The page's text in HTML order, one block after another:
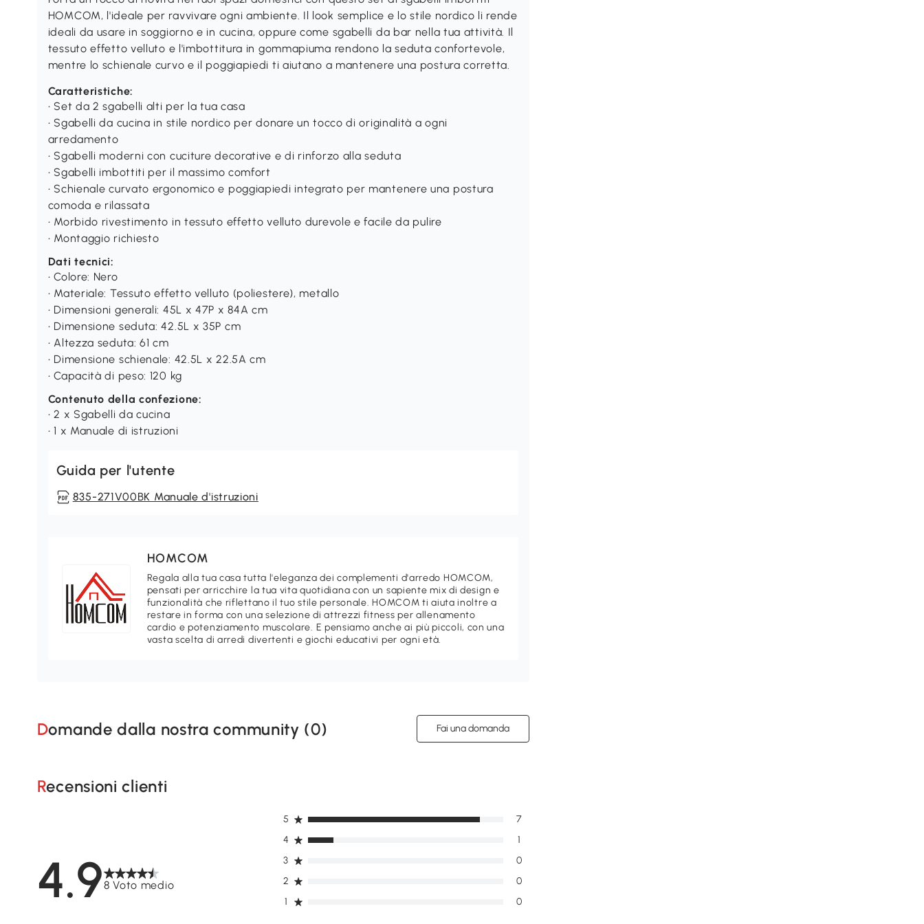
HOMCOM, l'ideale per ravvivare ogni ambiente. Il look semplice e lo stile nordico li rende
ideali da usare in soggiorno e in cucina, oppure come sgabelli da bar nella tua attività. Il
tessuto effetto velluto e l'imbottitura in gommapiuma rendono la seduta confortevole,
mentre lo schienale curvo e il poggiapiedi ti aiutano a mantenere una postura corretta.
Caratteristiche:
• Set da 2 sgabelli alti per la tua casa
• Sgabelli da cucina in stile nordico per donare un tocco di originalità a ogni
arredamento
• Sgabelli moderni con cuciture decorative e di rinforzo alla seduta
• Sgabelli imbottiti per il massimo comfort
• Schienale curvato ergonomico e poggiapiedi integrato per mantenere una postura
comoda e rilassata
• Morbido rivestimento in tessuto effetto velluto durevole e facile da pulire
• Montaggio richiesto
Dati tecnici:
• Colore: Nero
• Materiale: Tessuto effetto velluto (poliestere), metallo
• Dimensioni generali: 45L x 47P x 84A cm
• Dimensione seduta: 42.5L x 35P cm
• Altezza seduta: 61 cm
• Dimensione schienale: 42.5L x 22.5A cm
• Capacità di peso: 120 kg
Contenuto della confezione:
• 2 x Sgabelli da cucina
• 1 x Manuale di istruzioni
Guida per l'utente
835-271V00BK Manuale d'istruzioni
HOMCOM
Regala alla tua casa tutta l'eleganza dei complementi d'arredo HOMCOM,
pensati per arricchire la tua vita quotidiana con un sapiente mix di design e
funzionalità che riflettano il tuo stile personale. HOMCOM ti aiuta inoltre a
restare in forma con una selezione di attrezzi fitness per allenamento
cardio e potenziamento muscolare. E pensiamo anche ai più piccoli, con una
vasta scelta di arredi divertenti e giochi educativi per ogni età.
Domande dalla nostra community (0) Fai una domanda
Recensioni clienti
4.98 Voto medio
1 0
2 0
3 0
4 1
5 7